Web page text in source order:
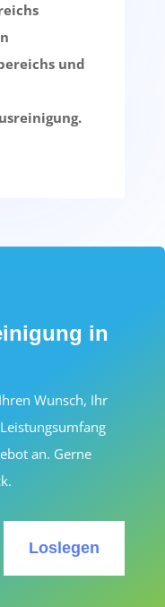
und
in
Wunsch, Ihr
an. Gerne
Loslegen